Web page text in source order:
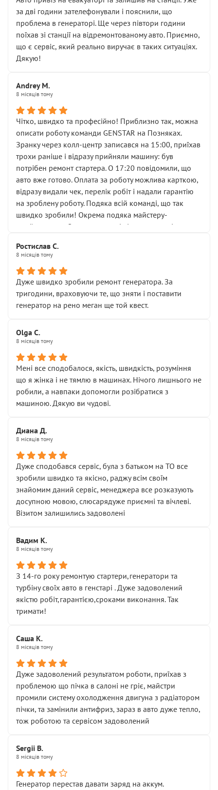
чіткого пояснення
( ну все зняли та доробили) дякую!
Окремий момент, який виглядає абсурдно:
мені заявили, що бачок гальмівної рідини потрібно
міняти разом із головним гальмівним циліндром у
Для людини, яка хоча б трохи розуміється на техніці,
це звучить як мінімум непрофесійно, а як максимум —
спроба продати дорогий вузол замість елементарних
ущільнювачів.
Що прикро — це не перший мій візит. Раніше міняв у
вас стартер, і тоді сервіс наче справив хороше
враження. Але згодом знайшов декілька гайок під
лобовим склом. Мені пояснили, що це “старі гайки, які
відкручували”, і попросили не хвилюватися. ( надіюсь
новий власник, не застяг в полі))
Але після нинішнього візиту такі дрібниці вже не
здаються дрібницями.
Я — клієнт, який працює на довірі, і саме її цей сервіс
Хотілося б більше:
• належної уваги до авто
• прозорості в роботах і рахунках
• реальної діагностики, а не формального
“подивились і поїхав”
На жаль, складається враження, що сервіс працює не
Стосовно комунікації - все добре
за дві години зателефонували і пояснили, що
проблема в генераторі. Ще через півтори години
поїхав зі станції на відремонтованому авто. Приємно,
що є сервіс, який реально виручає в таких ситуаціях.
Дякую!
Andrey M.
8 місяців тому
Чітко, швидко та професійно! Приблизно так, можна
описати роботу команди GENSTAR на Позняках.
Зранку через колл-центр записався на 15:00, приїхав
трохи раніше і відразу прийняли машину: був
потрібен ремонт стартера. О 17:20 повідомили, що
авто вже готово. Оплата за роботу можлива карткою,
відразу видали чек, перелік робіт і надали гарантію
на зроблену роботу. Подяка всій команді, що так
швидко зробили! Окрема подяка майстеру-
приймальнику Олександру: всі чітко та по суті.
звертатися до цього автосервісу.
Ростислав С.
8 місяців тому
Дуже швидко зробили ремонт генератора. За
тригодини, враховуючи те, що зняти і поставити
генератор на рено меган ще той квест.
Olga С.
8 місяців тому
Мені все сподобалося, якість, швидкість, розуміння
що я жінка і не тямлю в машинах. Нічого лишнього не
робили, а навпаки допомогли розібратися з
машиною. Дякую ви чудові.
Диана Д.
8 місяців тому
Дуже сподобався сервіс, була з батьком на ТО все
зробили швидко та якісно, раджу всім своїм
знайомим даний сервіс, менеджера все розказують
досупною мовою, слюсарядуже приємні та вічлеві.
Візитом залишились задоволені
Вадим К.
8 місяців тому
З 14-го року ремонтую стартери,генератори та
турбіну своїх авто в генстарі . Дуже задоволений
якістю робіт,гарантією,сроками виконання. Так
тримати!
Саша К.
8 місяців тому
Дуже задоволений результатом роботи, приїхав з
проблемою що пічка в салоні не гріє, майстри
промили систему охолодження двигуна з радіатором
пічки, та замінили антифриз, зараз в авто дуже тепло,
тож роботою та сервісом задоволений
Sergii B.
8 місяців тому
Генератор перестав давати заряд на аккум.